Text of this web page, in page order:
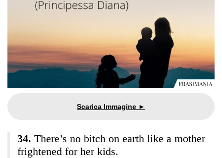
There’s no bitch on earth like a mother
frightened for her kids.